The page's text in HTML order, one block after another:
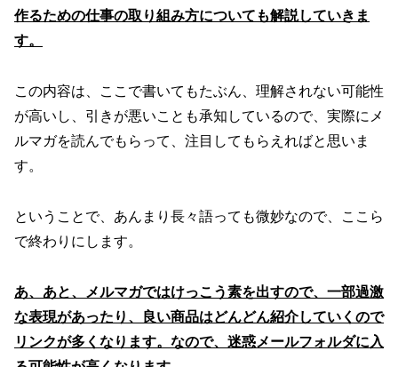
作るための仕事の取り組み方についても解説していきま
す。
この内容は、ここで書いてもたぶん、理解されない可能性
が高いし、引きが悪いことも承知しているので、実際にメ
ルマガを読んでもらって、注目してもらえればと思いま
す。
ということで、あんまり長々語っても微妙なので、ここら
で終わりにします。
あ、あと、メルマガではけっこう素を出すので、一部過激
な表現があったり、良い商品はどんどん紹介していくので
リンクが多くなります。なので、迷惑メールフォルダに入